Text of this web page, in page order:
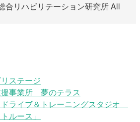
合リハビリテーション研究所 All
ステージ
援事業所 夢のテラス
ライブ＆トレーニングスタジオ
ルース」